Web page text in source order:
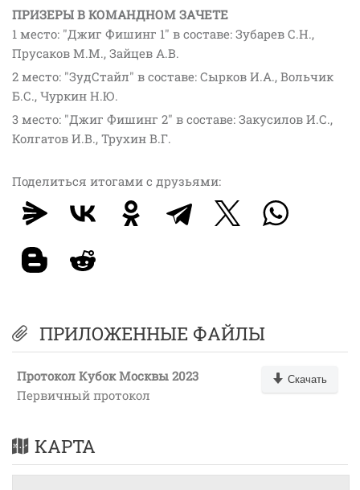
ПРИЗЕРЫ В КОМАНДНОМ ЗАЧЕТЕ
1 место: "Джиг Фишинг 1" в составе: Зубарев С.Н.,
Прусаков М.М., Зайцев А.В.
2 место: "ЗудСтайл" в составе: Сырков И.А., Вольчик
Б.С., Чуркин Н.Ю.
3 место: "Джиг Фишинг 2" в составе: Закусилов И.С.,
Колгатов И.В., Трухин В.Г.
Поделиться итогами с друзьями:
ПРИЛОЖЕННЫЕ ФАЙЛЫ
Протокол Кубок Москвы 2023
Первичный протокол
Скачать
КАРТА